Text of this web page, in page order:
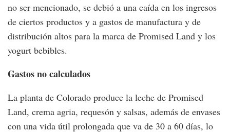
no ser mencionado, se debió a una caída en los ingresos
de ciertos productos y a gastos de manufactura y de
distribución altos para la marca de Promised Land y los
yogurt bebibles.
Gastos no calculados
La planta de Colorado produce la leche de Promised
Land, crema agria, requesón y salsas, además de envases
con una vida útil prolongada que va de 30 a 60 días, lo